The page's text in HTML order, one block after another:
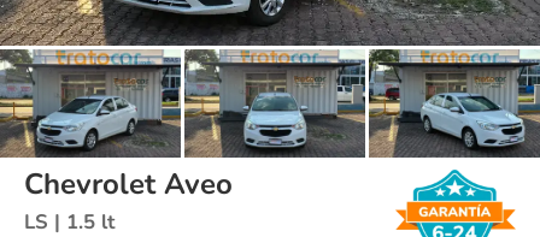
Chevrolet Aveo
LS | 1.5 lt